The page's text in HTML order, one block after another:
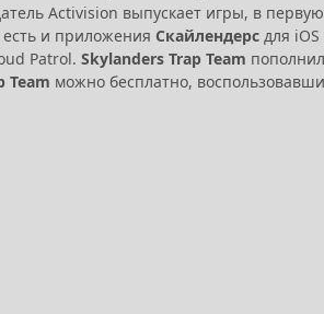
Activision выпускает игры, в первую
есть и приложения Скайлендерс для
Patrol. Skylanders Trap Team
Team можно бесплатно,